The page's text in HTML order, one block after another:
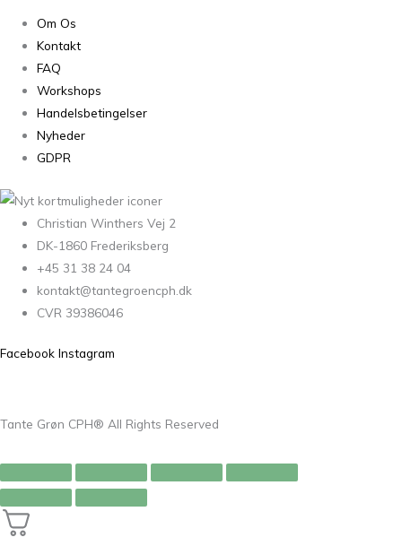
Om Os
Kontakt
FAQ
Workshops
Handelsbetingelser
Nyheder
GDPR
Christian Winthers Vej 2
DK-1860 Frederiksberg
+45 31 38 24 04
kontakt@tantegroencph.dk
CVR 39386046
Facebook Instagram
Tante Grøn CPH® All Rights Reserved